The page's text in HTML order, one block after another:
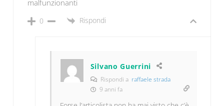
malfunzionanti
0 Rispondi
Silvano Guerrini
Rispondi a raffaele strada
9 anni fa